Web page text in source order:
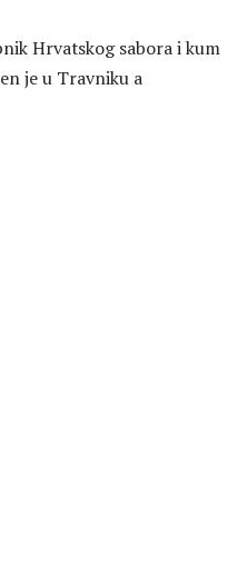
Hrvatskog sabora i kum
je u Travniku a